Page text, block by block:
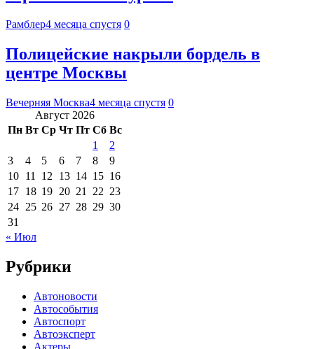
Рамблер4 месяца спустя 0
Полицейские накрыли бордель в
центре Москвы
Вечерняя Москва4 месяца спустя 0
Август 2026
Пн Вт Ср Чт Пт Сб Вс
1
2
3
4 5 6 7 8
9
10 11 12 13 14 15 16
17 18 19 20 21 22 23
24 25 26 27 28 29 30
31
« Июл
Рубрики
Автоновости
Автособытия
Автоспорт
Автоэксперт
Актеры